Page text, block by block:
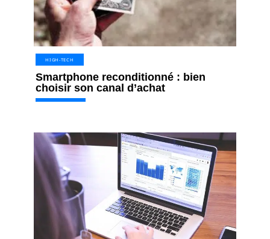
HIGH-TECH
Smartphone reconditionné : bien
choisir son canal d’achat